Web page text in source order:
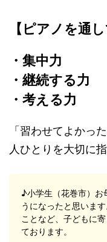
【ピアノを通
・集中力
・継続する力
・考える力
「習わせてよかっ
人ひとりを大切に
♪小学生（花巻市）お
うになったと思いま
ことなど、子どもに
ております。